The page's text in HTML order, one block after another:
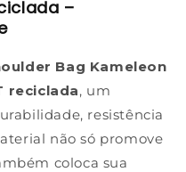
–
Bag Kameleon
reciclada, um
resistência
não só promove
coloca sua